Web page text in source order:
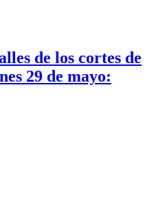
de los cortes de
29 de mayo: